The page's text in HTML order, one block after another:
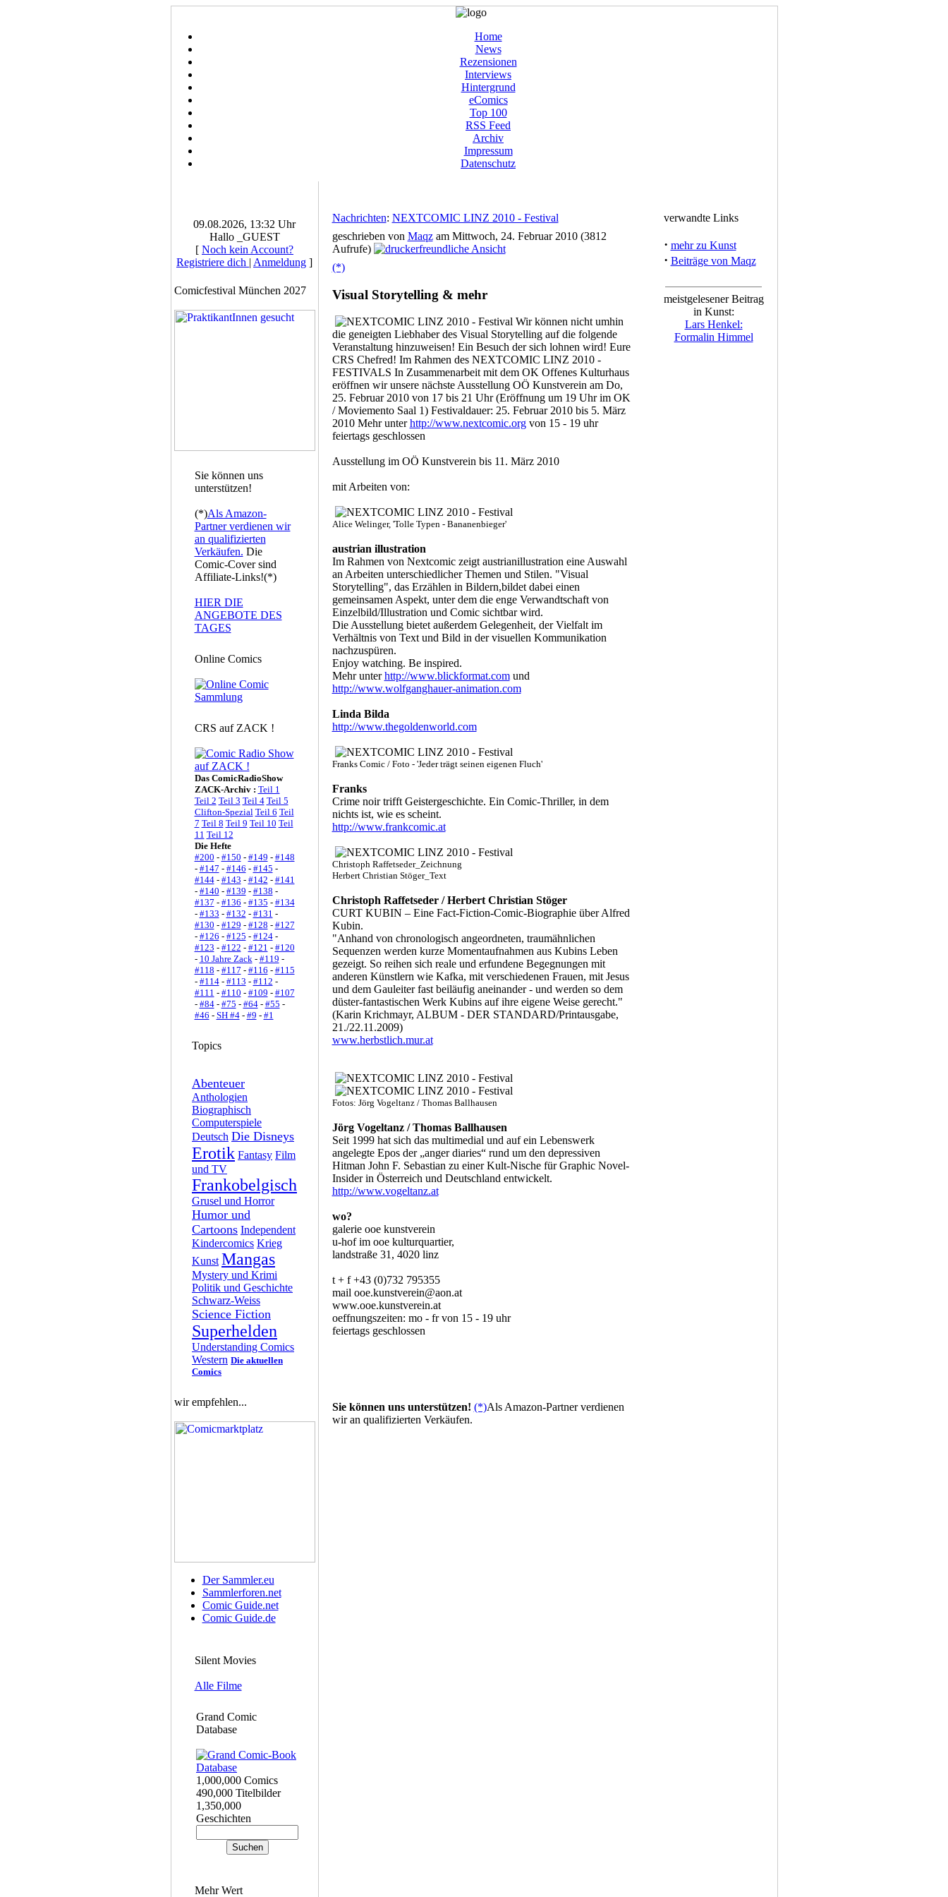
Home
News
Rezensionen
Interviews
Hintergrund
eComics
Top 100
RSS Feed
Archiv
Impressum
Datenschutz
09.08.2026, 13:32 Uhr
Hallo _GUEST
[ Noch kein Account?
Registriere dich | Anmeldung ]
Comicfestival München 2027
Sie können uns
unterstützen!
(*)Als Amazon-
Partner verdienen wir
an qualifizierten
Verkäufen. Die
Comic-Cover sind
Affiliate-Links!(*)
HIER DIE
ANGEBOTE DES
TAGES
Online Comics
CRS auf ZACK !
Das ComicRadioShow
ZACK-Archiv : Teil 1
Teil 2 Teil 3 Teil 4 Teil 5
Clifton-Spezial Teil 6 Teil
7 Teil 8 Teil 9 Teil 10 Teil
11 Teil 12
Die Hefte
#200 - #150 - #149 - #148
- #147 - #146 - #145 -
#144- #143 - #142 - #141
- #140 - #139 - #138 -
#137 - #136 - #135 - #134
- #133 - #132 - #131 -
#130 - #129 - #128 - #127
- #126 - #125 - #124-
#123 - #122 - #121 - #120
- 10 Jahre Zack- #119 -
#118 - #117 - #116 - #115
- #114- #113 - #112 -
#111 - #110 - #109 - #107
- #84- #75 - #64- #55 -
#46 - SH #4- #9 - #1
Topics
Abenteuer
Anthologien
Biographisch
Computerspiele
Deutsch Die Disneys
Erotik Fantasy Film
und TV
Frankobelgisch
Grusel und Horror
Humor und
Cartoons Independent
Kindercomics Krieg
Kunst Mangas
Mystery und Krimi
Politik und Geschichte
Schwarz-Weiss
Science Fiction
Superhelden
Understanding Comics
Western Die aktuellen
Comics
wir empfehlen...
Der Sammler.eu
Sammlerforen.net
Comic Guide.net
Comic Guide.de
Silent Movies
Alle Filme
Grand Comic
Database
1,000,000 Comics
490,000 Titelbilder
1,350,000
Geschichten
Mehr Wert
Nachrichten: NEXTCOMIC LINZ 2010 - Festival
geschrieben von Maqzam Mittwoch, 24. Februar 2010 (3812
Aufrufe)
(*)
Visual Storytelling & mehr
Wir können nicht umhin
die geneigten Liebhaber des Visual Storytelling auf die folgende
Veranstaltung hinzuweisen! Ein Besuch der sich lohnen wird! Eure
CRS Chefred! Im Rahmen des NEXTCOMIC LINZ 2010 -
FESTIVALS In Zusammenarbeit mit dem OK Offenes Kulturhaus
eröffnen wir unsere nächste Ausstellung OÖ Kunstverein am Do,
25. Februar 2010 von 17 bis 21 Uhr (Eröffnung um 19 Uhr im OK
/ Moviemento Saal 1) Festivaldauer: 25. Februar 2010 bis 5. März
2010 Mehr unterhttp://www.nextcomic.orgvon 15 - 19 uhr
feiertags geschlossen
Ausstellung im OÖ Kunstverein bis 11. März 2010
mit Arbeiten von:
Alice Welinger, 'Tolle Typen - Bananenbieger'
austrian illustration
Im Rahmen von Nextcomic zeigt austrianillustration eine Auswahl
an Arbeiten unterschiedlicher Themen und Stilen. "Visual
Storytelling", das Erzählen in Bildern,bildet dabei einen
gemeinsamen Aspekt, unter dem die enge Verwandtschaft von
Einzelbild/Illustration und Comic sichtbar wird.
Die Ausstellung bietet außerdem Gelegenheit, der Vielfalt im
Verhältnis von Text und Bild in der visuellen Kommunikation
nachzuspüren.
Enjoy watching. Be inspired.
Mehr unterhttp://www.blickformat.comund
http://www.wolfganghauer-animation.com
Linda Bilda
http://www.thegoldenworld.com
Franks Comic / Foto - 'Jeder trägt seinen eigenen Fluch'
Franks
Crime noir trifft Geistergeschichte. Ein Comic-Thriller, in dem
nichts ist, wie es scheint.
http://www.frankcomic.at
Christoph Raffetseder_Zeichnung
Herbert Christian Stöger_Text
Christoph Raffetseder / Herbert Christian Stöger
CURT KUBIN – Eine Fact-Fiction-Comic-Biographie über Alfred
Kubin.
"Anhand von chronologisch angeordneten, traumähnlichen
Sequenzen werden kurze Momentaufnahmen aus Kubins Leben
gezeigt. So reihen sich reale und erfundene Begegnungen mit
anderen Künstlern wie Kafka, mit verschiedenen Frauen, mit Jesus
und dem Gauleiter fast beiläufig aneinander - und werden so dem
düster-fantastischen Werk Kubins auf ihre eigene Weise gerecht."
(Karin Krichmayr, ALBUM - DER STANDARD/Printausgabe,
21./22.11.2009)
www.herbstlich.mur.at
Fotos: Jörg Vogeltanz / Thomas Ballhausen
Jörg Vogeltanz / Thomas Ballhausen
Seit 1999 hat sich das multimedial und auf ein Lebenswerk
angelegte Epos der „anger diaries“ rund um den depressiven
Hitman John F. Sebastian zu einer Kult-Nische für Graphic Novel-
Insider in Österreich und Deutschland entwickelt.
http://www.vogeltanz.at
wo?
galerie ooe kunstverein
u-hof im ooe kulturquartier,
landstraße 31, 4020 linz
t + f +43 (0)732 795355
mail ooe.kunstverein@aon.at
www.ooe.kunstverein.at
oeffnungszeiten: mo - fr von 15 - 19 uhr
feiertags geschlossen
Sie können uns unterstützen! (*)Als Amazon-Partner verdienen
wir an qualifizierten Verkäufen.
verwandte Links
· mehr zu Kunst
· Beiträge von Maqz
meistgelesener Beitrag
in Kunst:
Lars Henkel:
Formalin Himmel